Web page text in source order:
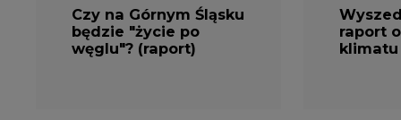
Czy na Górnym Śląsku
będzie "życie po
węglu"? (raport)
raport
klimatu